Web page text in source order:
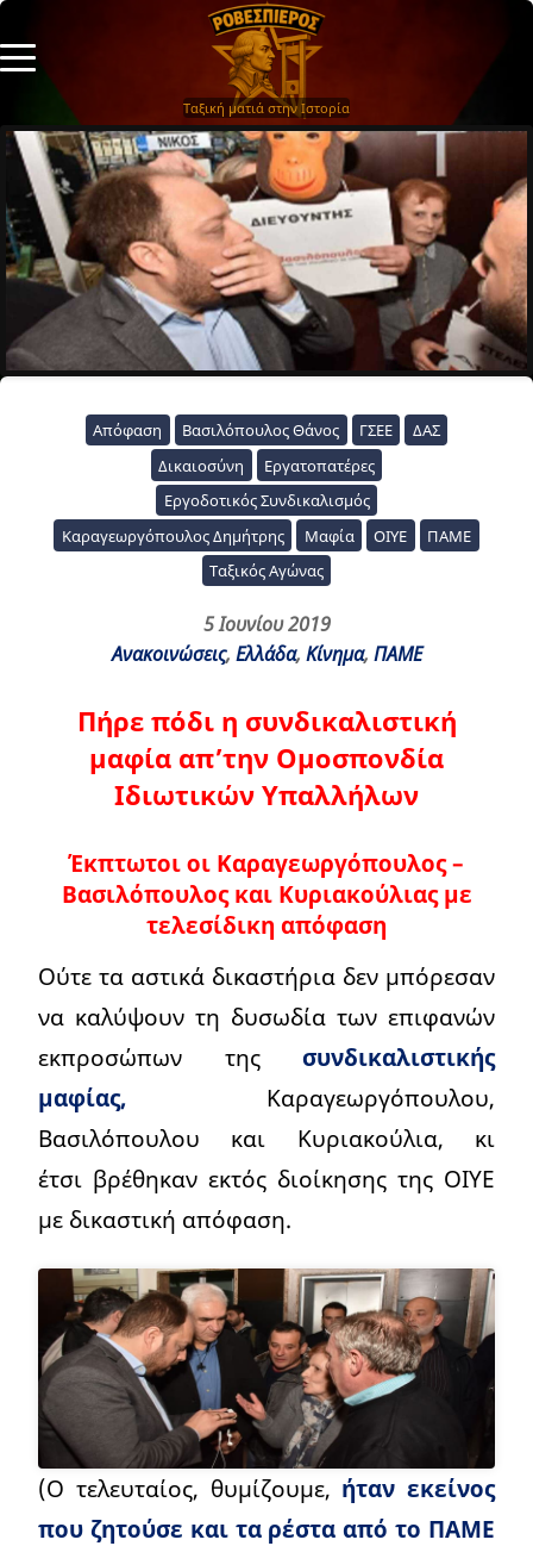
Ταξική ματιά στην Ιστορία
Απόφαση Βασιλόπουλος Θάνος ΓΣΕΕ
ΔΑΣ
Δικαιοσύνη
Εργατοπατέρες
Εργοδοτικός Συνδικαλισμός
Καραγεωργόπουλος Δημήτρης
Μαφία ΟΙΥΕ
ΠΑΜΕ
Ταξικός Αγώνας
5 Ιουνίου 2019
Ανακοινώσεις, Ελλάδα, Κίνημα, ΠΑΜΕ
Πήρε πόδι η συνδικαλιστική
μαφία απ’την Ομοσπονδία
Ιδιωτικών Υπαλλήλων
Έκπτωτοι οι Καραγεωργόπουλος –
Βασιλόπουλος και Κυριακούλιας με
τελεσίδικη απόφαση
Ούτε τα αστικά δικαστήρια δεν μπόρεσαν
να καλύψουν τη δυσωδία των επιφανών
εκπροσώπων της συνδικαλιστικής
μαφίας, Καραγεωργόπουλου,
Βασιλόπουλου και Κυριακούλια, κι
έτσι βρέθηκαν εκτός διοίκησης της ΟΙΥΕ
με δικαστική απόφαση.
(Ο τελευταίος, θυμίζουμε, ήταν εκείνος
που ζητούσε και τα ρέστα από το ΠΑΜΕ